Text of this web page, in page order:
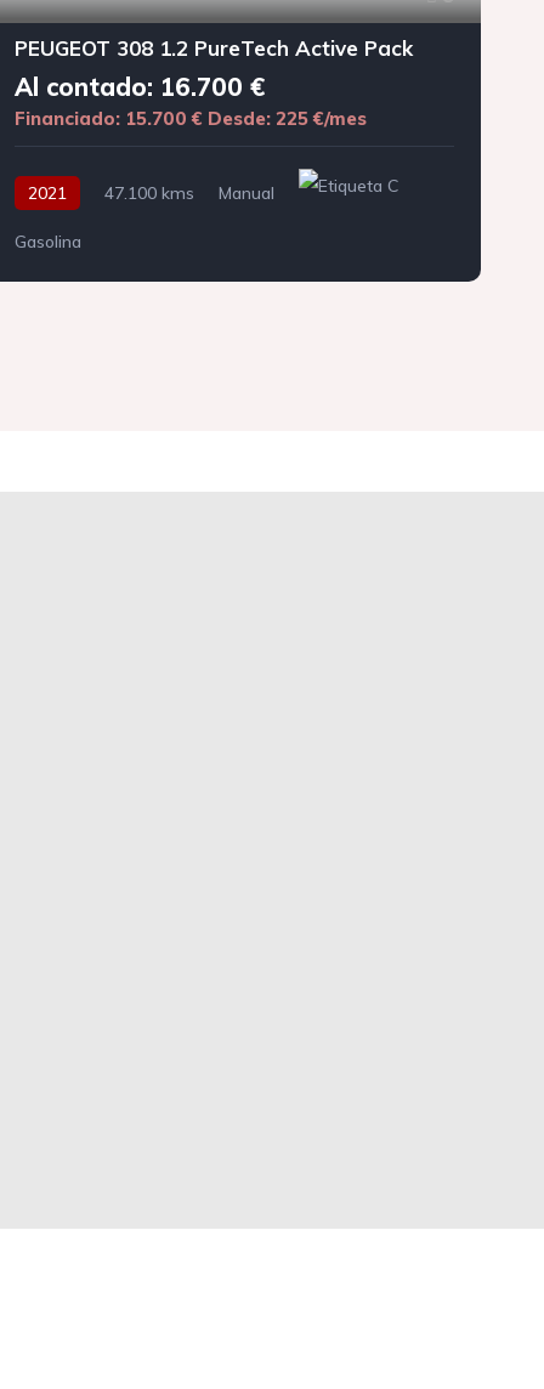
PEUGEOT 308 1.2 PureTech Active Pack
Al contado: 16.700 €
Financiado: 15.700 € Desde: 225 €/mes
2021 47.100 kms Manual
Gasolina